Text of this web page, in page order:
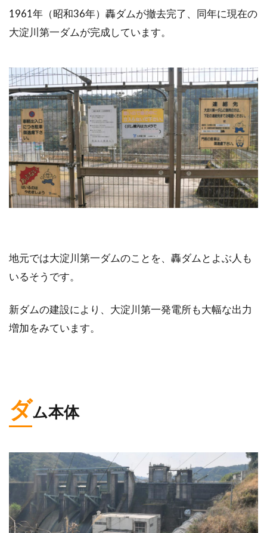
1961年（昭和36年）轟ダムが撤去完了、同年に現在の
大淀川第一ダムが完成しています。
地元では大淀川第一ダムのことを、轟ダムとよぶ人も
いるそうです。
新ダムの建設により、大淀川第一発電所も大幅な出力
増加をみています。
ダム本体